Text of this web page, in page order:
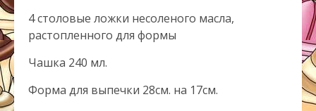
4 столовые ложки несоленого масла,
растопленного для формы
Чашка 240 мл.
Форма для выпечки 28см. на 17см.